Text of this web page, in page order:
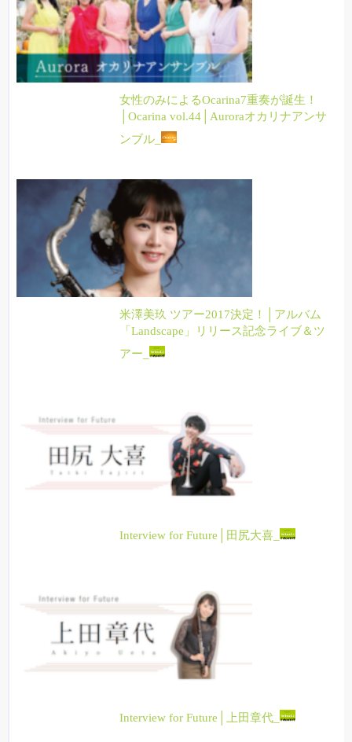
女性のみによるOcarina7重奏が誕生！
│Ocarina vol.44│Auroraオカリナアンサ
ンブル_
米澤美玖 ツアー2017決定！│アルバム
「Landscape」リリース記念ライブ＆ツ
アー_
Interview for Future│田尻大喜_
Interview for Future│上田章代_